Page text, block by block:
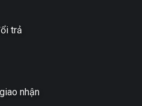
trả
nhận